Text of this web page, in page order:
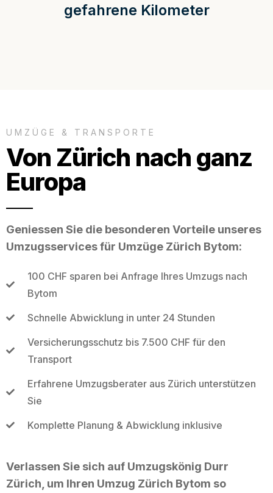
gefahrene Kilometer
UMZÜGE & TRANSPORTE
Von Zürich nach ganz
Europa
Geniessen Sie die besonderen Vorteile unseres
Umzugsservices für Umzüge Zürich Bytom:
100 CHF sparen bei Anfrage Ihres Umzugs nach
Bytom
Schnelle Abwicklung in unter 24 Stunden
Versicherungsschutz bis 7.500 CHF für den
Transport
Erfahrene Umzugsberater aus Zürich unterstützen
Sie
Komplette Planung & Abwicklung inklusive
Verlassen Sie sich auf Umzugskönig Durr
Zürich, um Ihren Umzug Zürich Bytom so